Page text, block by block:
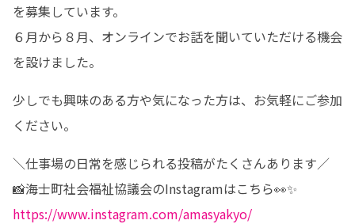
を募集しています。
６月から８月、オンラインでお話を聞いていただける機会
を設けました。
少しでも興味のある方や気になった方は、お気軽にご参加
ください。
＼仕事場の日常を感じられる投稿がたくさんあります／
https://www.instagram.com/amasyakyo/